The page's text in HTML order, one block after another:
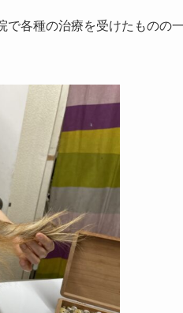
各種の治療を受けたものの